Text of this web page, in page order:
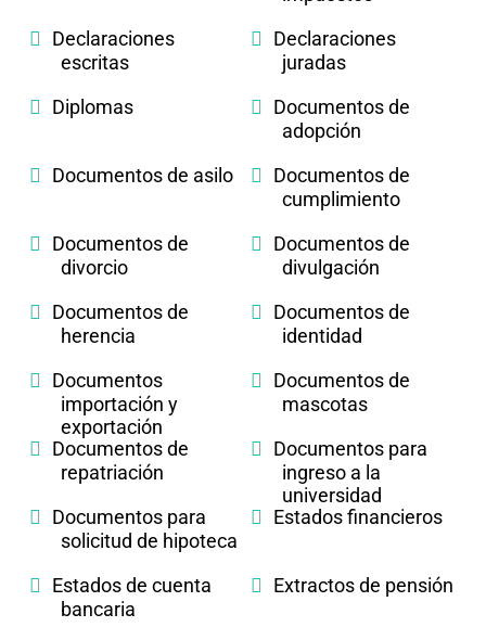
Declaraciones
escritas
Declaraciones
juradas
Diplomas
Documentos de
adopción
Documentos de asilo
Documentos de
cumplimiento
Documentos de
divorcio
Documentos de
divulgación
Documentos de
herencia
Documentos de
identidad
Documentos
importación y
exportación
Documentos de
mascotas
Documentos de
repatriación
Documentos para
ingreso a la
universidad
Documentos para
solicitud de hipoteca
Estados financieros
Estados de cuenta
bancaria
Extractos de pensión